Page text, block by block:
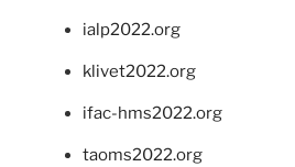
ialp2022.org
klivet2022.org
ifac-hms2022.org
taoms2022.org